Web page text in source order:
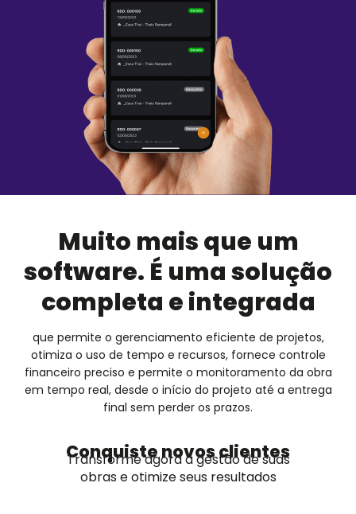
Muito mais que um
software. É uma solução
completa e integrada
que permite o gerenciamento eficiente de projetos,
otimiza o uso de tempo e recursos, fornece controle
financeiro preciso e permite o monitoramento da obra
em tempo real, desde o início do projeto até a entrega
final sem perder os prazos.
Conquiste novos clientes
Transforme agora a gestão de suas
obras e otimize seus resultados